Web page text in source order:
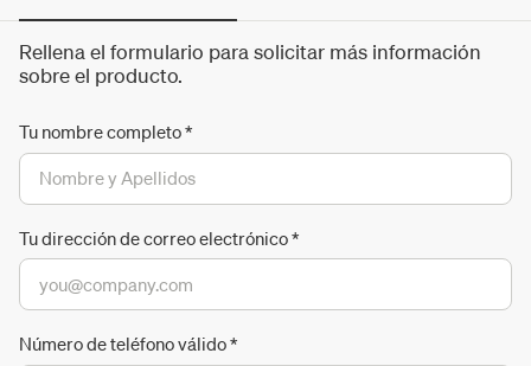
Rellena el formulario para solicitar más información
sobre el producto.
Tu nombre completo*
Tu dirección de correo electrónico*
Número de teléfono válido*